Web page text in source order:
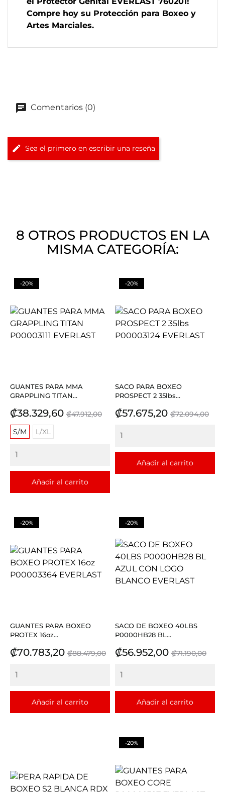
Compre hoy su Protección para Boxeo y
Artes Marciales.
Comentarios (0)
Sea el primero en escribir una reseña
8 OTROS PRODUCTOS EN LA
MISMA CATEGORÍA:
GUANTES PARA MMA
GRAPPLING TITAN...
Precio
₡38.329,60 Precio
₡47.912,00
S/M
L/XL
Añadir al carrito
-20%
SACO PARA BOXEO
PROSPECT 2 35lbs...
Precio
₡57.675,20 Precio
₡72.094,00
Añadir al carrito
-20%
GUANTES PARA BOXEO
PROTEX 16oz...
Precio
₡70.783,20 Precio
₡88.479,00
Añadir al carrito
-20%
SACO DE BOXEO 40LBS
P0000HB28 BL...
Precio
₡56.952,00 Precio
₡71.190,00
Añadir al carrito
-20%
-20%